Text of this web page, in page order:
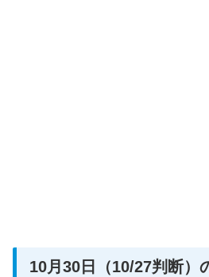
10月30日（10/27判断）